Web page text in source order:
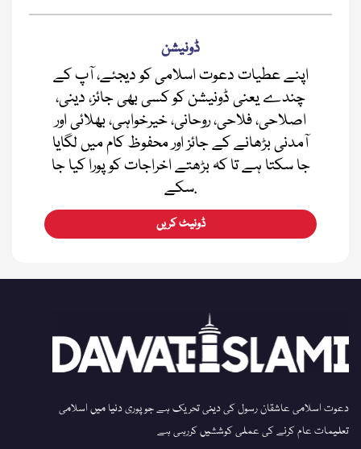
ڈونیشن
اپنے عطیات دعوت اسلامی کو دیجئے، آپ کے
چندے یعنی ڈونیشن کو کسی بھی جائز، دینی،
اصلاحی، فلاحی، روحانی، خیرخواہی، بھلائی اور
آمدنی بڑھانے کے جائز اور محفوظ کام میں لگایا
جا سکتا ہے تا کہ بڑھتے اخراجات کو پورا کیا جا
سکے.
ڈونیٹ کریں
دعوت اسلامی عاشقان رسول کی دینی تحریک ہے جو پوری دنیا میں اسلامی
تعلیمات عام کرنے کی عملی کوششیں کررہی ہے